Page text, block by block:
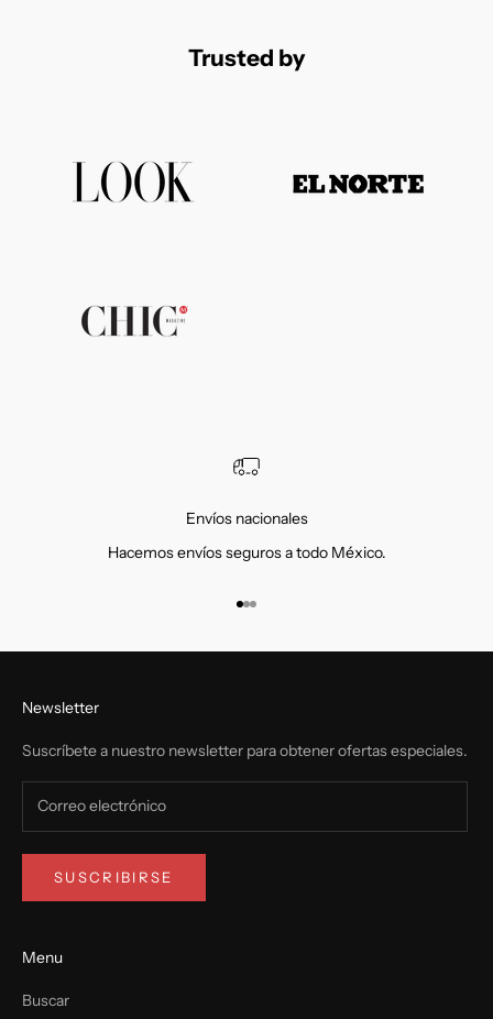
Trusted by
Envíos nacionales
Hacemos envíos seguros a todo México.
Ir al artículo 1
Ir al artículo 2
Ir al artículo 3
Newsletter
Suscríbete a nuestro newsletter para obtener ofertas especiales.
SUSCRIBIRSE
Menu
Buscar